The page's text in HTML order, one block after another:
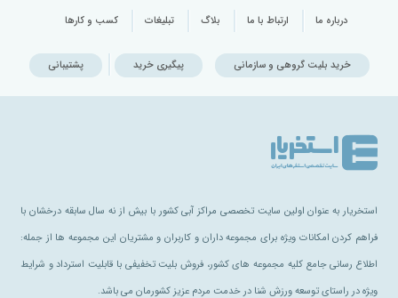
درباره ما ارتباط با ما بلاگ تبلیغات کسب و کارها
خرید بلیت گروهی و سازمانی پیگیری خرید پشتیبانی
استخریار به عنوان اولین سایت تخصصی مراکز آبی کشور با بیش از نه سال سابقه درخشان با
فراهم کردن امکانات ویژه برای مجموعه داران و کاربران و مشتریان این مجموعه ها از جمله:
اطلاع رسانی جامع کلیه مجموعه های کشور، فروش بلیت تخفیفی با قابلیت استرداد و شرایط
ویژه در راستای توسعه ورزش شنا در خدمت مردم عزیز کشورمان می باشد.